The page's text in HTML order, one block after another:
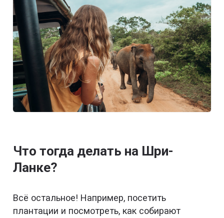
Что тогда делать на Шри-
Ланке?
Всё остальное! Например, посетить
плантации и посмотреть, как собирают